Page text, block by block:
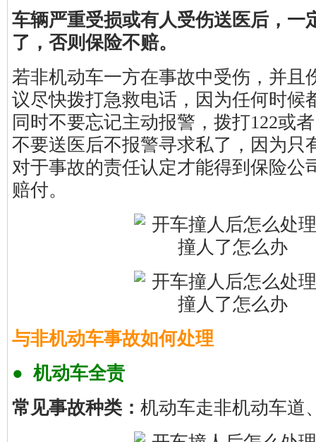
车辆严重受损或有人受伤送医后，一
了，否则保险不赔。
若非机动车一方在事故中受伤，并且
议尽快拨打急救电话，因为任何时候
同时不要忘记主动报警，拨打122或
不要送医后不报警寻求私了，因为只
对于事故的责任认定才能得到保险公
赔付。
与非机动车事故如何处理
● 机动车全责
常见事故种类： 机动车走非机动车道